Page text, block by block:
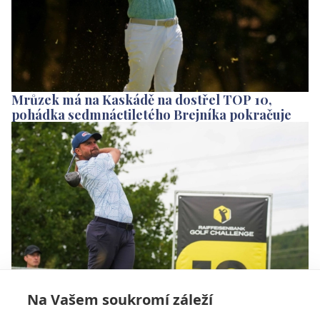
Na Vašem soukromí záleží
Mrůzek má na Kaskádě na dostřel TOP 10,
pohádka sedmnáctiletého Brejníka pokračuje